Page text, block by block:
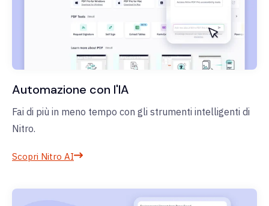
Automazione con l'IA
Fai di più in meno tempo con gli strumenti intelligenti di
Nitro.
Scopri Nitro AI